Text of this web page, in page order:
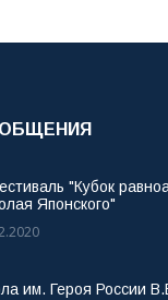
"Кубок
Японского"
им. Героя России